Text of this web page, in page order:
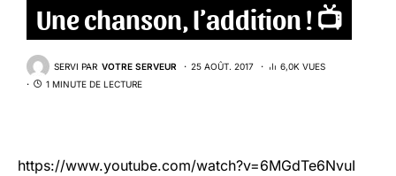
Une chanson, l’addition ! 📺
SERVI PAR VOTRE SERVEUR 25 AOÛT. 2017
6,0K VUES
1 MINUTE DE LECTURE
https://www.youtube.com/watch?v=6MGdTe6NvuI